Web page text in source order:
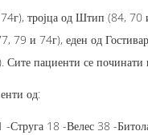
тројца од Штип (84, 70
79 и 74г), еден од
пациенти се
од:
18 -Велес 38 -